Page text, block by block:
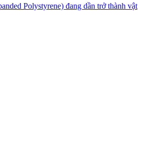
Polystyrene) đang dần trở thành vật